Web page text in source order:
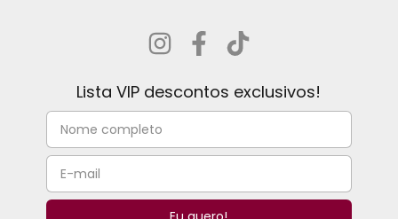
Lista VIP descontos exclusivos!